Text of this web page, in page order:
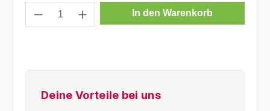
Produkt Anzahl: Gib den gewünschten
In den Warenkorb
Deine Vorteile bei uns